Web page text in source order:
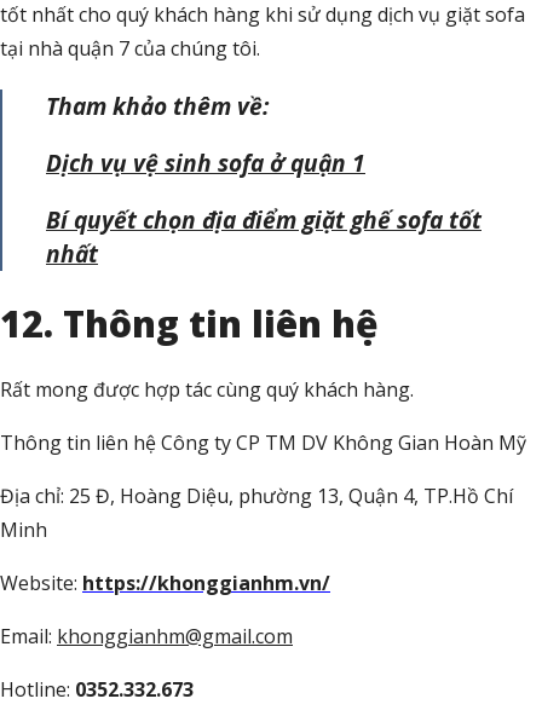
tốt nhất cho quý khách hàng khi sử dụng dịch vụ giặt sofa
tại nhà quận 7 của chúng tôi.
Tham khảo thêm về:
Dịch vụ vệ sinh sofa ở quận 1
Bí quyết chọn địa điểm giặt ghế sofa tốt
nhất
12. Thông tin liên hệ
Rất mong được hợp tác cùng quý khách hàng.
Thông tin liên hệ Công ty CP TM DV Không Gian Hoàn Mỹ
Địa chỉ: 25 Đ, Hoàng Diệu, phường 13, Quận 4, TP.Hồ Chí
Minh
Website: https://khonggianhm.vn/
Email: khonggianhm@gmail.com
Hotline: 0352.332.673